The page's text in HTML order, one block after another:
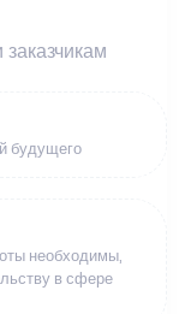
будущего
необходимы,
в сфере